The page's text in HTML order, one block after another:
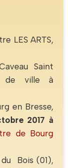
LES ARTS,
Saint
de ville à
en Bresse,
2017 à
de Bourg
du Bois (01),